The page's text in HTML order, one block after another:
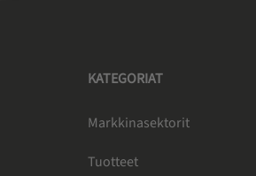
KATEGORIAT
Markkinasektorit
Tuotteet